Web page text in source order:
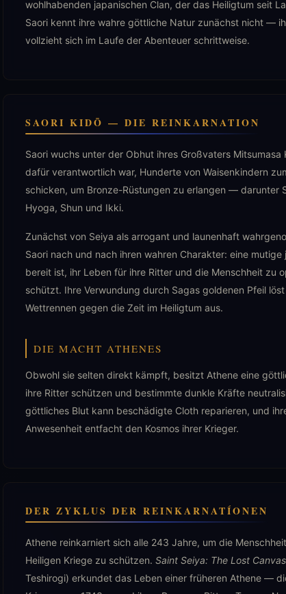
wohlhabenden japanischen Clan, der das Heiligtum seit
Saori kennt ihre wahre göttliche Natur zunächst nicht —
vollzieht sich im Laufe der Abenteuer schrittweise.
SAORI KIDŌ — DIE REINKARNATION
Saori wuchs unter der Obhut ihres Großvaters Mitsumasa
dafür verantwortlich war, Hunderte von Waisenkindern
schicken, um Bronze-Rüstungen zu erlangen — darunter
Hyoga, Shun und Ikki.
Zunächst von Seiya als arrogant und launenhaft
Saori nach und nach ihren wahren Charakter: eine mutige
bereit ist, ihr Leben für ihre Ritter und die Menschheit zu
schützt. Ihre Verwundung durch Sagas goldenen Pfeil
Wettrennen gegen die Zeit im Heiligtum aus.
DIE MACHT ATHENES
Obwohl sie selten direkt kämpft, besitzt Athene eine
ihre Ritter schützen und bestimmte dunkle Kräfte
göttliches Blut kann beschädigte Cloth reparieren, und
Anwesenheit entfacht den Kosmos ihrer Krieger.
DER ZYKLUS DER REINKARNATÍONEN
Athene reinkarniert sich alle 243 Jahre, um die
Heiligen Kriege zu schützen. Saint Seiya: The Lost Canvas
Teshirogi) erkundet das Leben einer früheren Athene —